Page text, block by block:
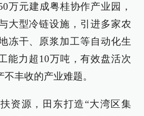
万元建成粤桂协作产业园，
大型冷链设施，引进多家农
冻干、原浆加工等自动化生
能力超10万吨，有效盘活次
丰收的产业难题。
资源，田东打造“大湾区集